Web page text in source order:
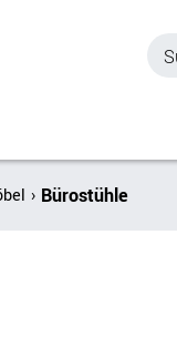
Systeme
Bürostühle